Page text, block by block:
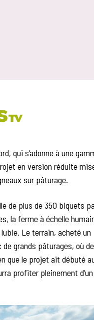
qui s’adonne à une
en version réduite
sur pâturage.
de plus de 350 biquets
la ferme à échelle
Le terrain, acheté un
grands pâturages, où
que le projet ait débuté
profiter pleinement d’un